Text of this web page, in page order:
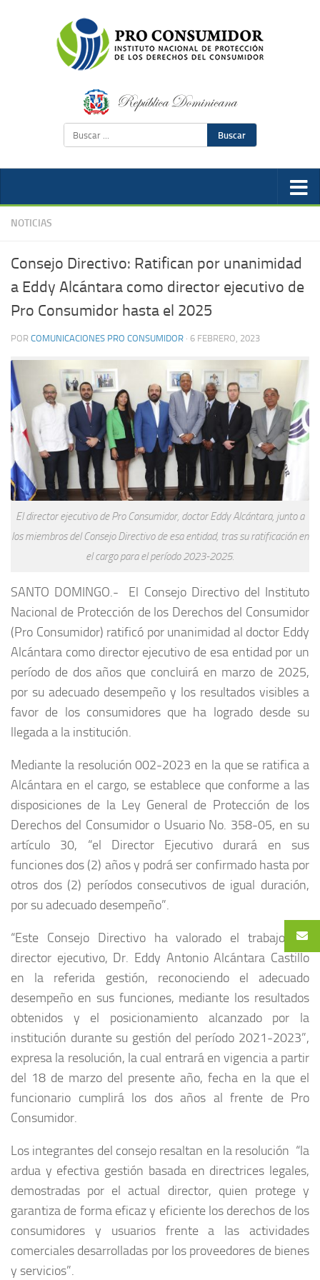
Buscar
NOTICIAS
Consejo Directivo: Ratifican por unanimidad
a Eddy Alcántara como director ejecutivo de
Pro Consumidor hasta el 2025
POR COMUNICACIONES PRO CONSUMIDOR · 6 FEBRERO, 2023
El director ejecutivo de Pro Consumidor, doctor Eddy Alcántara, junto a
los miembros del Consejo Directivo de esa entidad, tras su ratificación en
el cargo para el período 2023-2025.
SANTO DOMINGO.- El Consejo Directivo del Instituto
Nacional de Protección de los Derechos del Consumidor
(Pro Consumidor) ratificó por unanimidad al doctor Eddy
Alcántara como director ejecutivo de esa entidad por un
período de dos años que concluirá en marzo de 2025,
por su adecuado desempeño y los resultados visibles a
favor de los consumidores que ha logrado desde su
llegada a la institución.
Mediante la resolución 002-2023 en la que se ratifica a
Alcántara en el cargo, se establece que conforme a las
disposiciones de la Ley General de Protección de los
Derechos del Consumidor o Usuario No. 358-05, en su
artículo 30, “el Director Ejecutivo durará en sus
funciones dos (2) años y podrá ser confirmado hasta por
otros dos (2) períodos consecutivos de igual duración,
por su adecuado desempeño”.
“Este Consejo Directivo ha valorado el trabajo del
director ejecutivo, Dr. Eddy Antonio Alcántara Castillo
en la referida gestión, reconociendo el adecuado
desempeño en sus funciones, mediante los resultados
obtenidos y el posicionamiento alcanzado por la
institución durante su gestión del período 2021-2023”,
expresa la resolución, la cual entrará en vigencia a partir
del 18 de marzo del presente año, fecha en la que el
funcionario cumplirá los dos años al frente de Pro
Consumidor.
Los integrantes del consejo resaltan en la resolución “la
ardua y efectiva gestión basada en directrices legales,
demostradas por el actual director, quien protege y
garantiza de forma eficaz y eficiente los derechos de los
consumidores y usuarios frente a las actividades
comerciales desarrolladas por los proveedores de bienes
y servicios”.